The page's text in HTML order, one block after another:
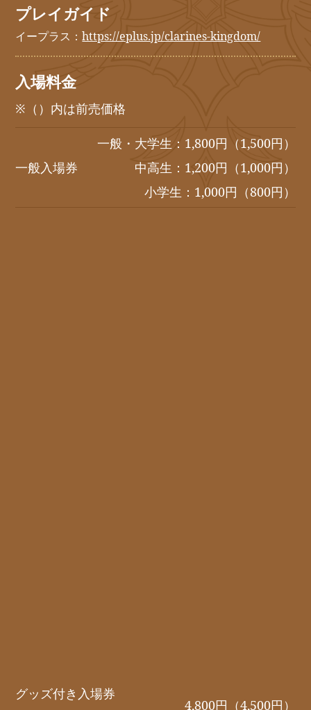
プレイガイド
イープラス：https://eplus.jp/clarines-kingdom/
入場料金
※（）内は前売価格
一般入場券
一般・大学生：1,800円（1,500円）
中高生：1,200円（1,000円）
小学生：1,000円（800円）
グッズ付き入場券
4,800円（4,500円）